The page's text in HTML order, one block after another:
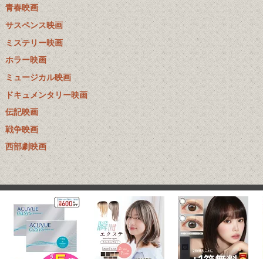
青春映画
サスペンス映画
ミステリー映画
ホラー映画
ミュージカル映画
ドキュメンタリー映画
伝記映画
戦争映画
西部劇映画